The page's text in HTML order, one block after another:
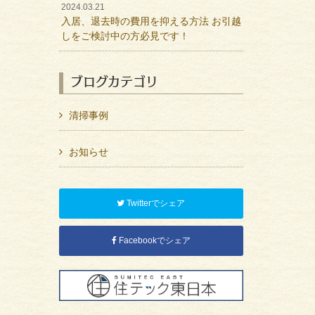
2024.03.21
入居、退去時の費用を抑える方法 お引越
しをご検討中の方必見です！
ブログカテゴリ
清掃事例
お知らせ
Twitterでシェア
Facebookでシェア